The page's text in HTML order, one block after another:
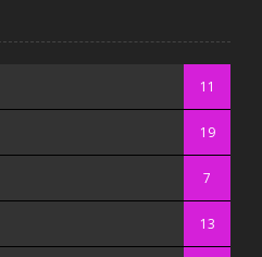
11
19
7
13